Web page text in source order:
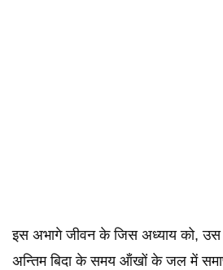
इस अभागे जीवन के जिस अध्याय को, उस
अन्तिम बिदा के समय ऑंखों के जल में